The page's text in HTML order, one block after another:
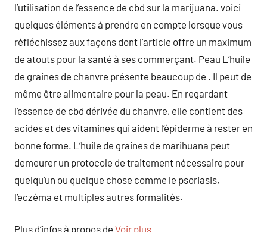
l’utilisation de l’essence de cbd sur la marijuana. voici
quelques éléments à prendre en compte lorsque vous
réfléchissez aux façons dont l’article offre un maximum
de atouts pour la santé à ses commerçant. Peau L’huile
de graines de chanvre présente beaucoup de . Il peut de
même être alimentaire pour la peau. En regardant
l’essence de cbd dérivée du chanvre, elle contient des
acides et des vitamines qui aident l’épiderme à rester en
bonne forme. L’huile de graines de marihuana peut
demeurer un protocole de traitement nécessaire pour
quelqu’un ou quelque chose comme le psoriasis,
l’eczéma et multiples autres formalités.
Plus d’infos à propos de Voir plus